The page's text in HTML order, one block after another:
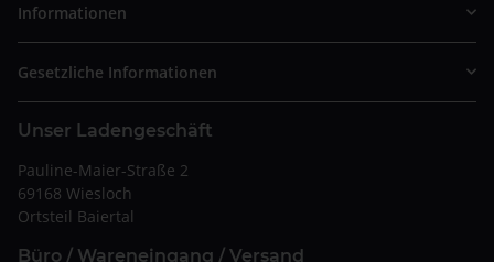
Informationen
Gesetzliche Informationen
Unser Ladengeschäft
Pauline-Maier-Straße 2
69168 Wiesloch
Ortsteil Baiertal
Büro / Wareneingang / Versand